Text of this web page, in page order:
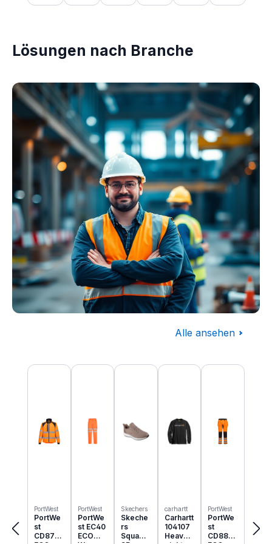
Lösungen nach Branche
Alle ansehen
Produktgalerie überspringen
PortWest
PortWe
st
CD875
PortWest
PortWe
st EC40
ECO
Skechers
Skeche
rs
Squad
carhartt
Carhartt
104107
Heavyw
PortWest
PortWe
st
CD889